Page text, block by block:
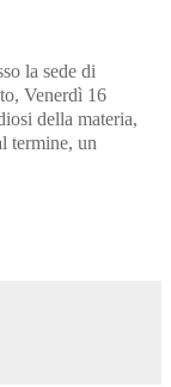
la sede di
Venerdì 16
della materia,
termine, un